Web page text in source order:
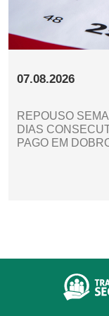
07.08.2026
REPOUSO
DIAS
PAGO EM